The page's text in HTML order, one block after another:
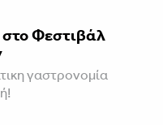
στο Φεστιβάλ
γαστρονομία